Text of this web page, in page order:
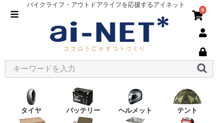
バイクライフ・アウトドアライフを応援するアイネット
0
タイヤ バッテリー ヘルメット テント